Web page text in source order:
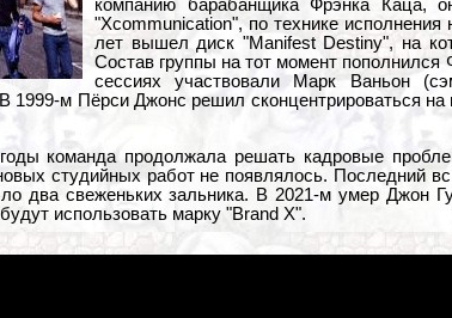
компанию барабанщика Фрэнка Каца,
"Xcommunication", по технике
лет вышел диск "Manifest Destiny", на
Состав группы на тот момент
сессиях участвовали Марк Ваньон
1999-м Пёрси Джонс решил сконцентрироваться на
команда продолжала решать кадровые
студийных работ не появлялось. Последний
два свеженьких зальника. В 2021-м умер Джон
использовать марку "Brand X".